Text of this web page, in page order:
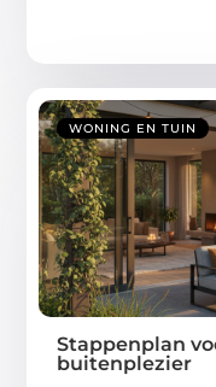
WONING EN TUIN
Stappenplan
buitenplezier